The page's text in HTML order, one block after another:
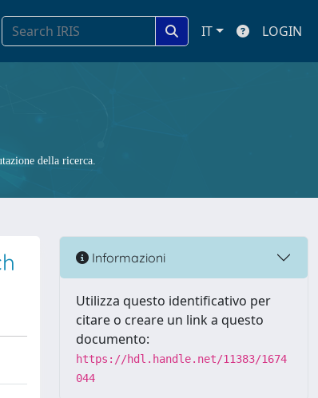
IT LOGIN
della ricerca.
Informazioni
Utilizza questo identificativo per
citare o creare un link a questo
documento:
https://hdl.handle.net/11383/1674
044